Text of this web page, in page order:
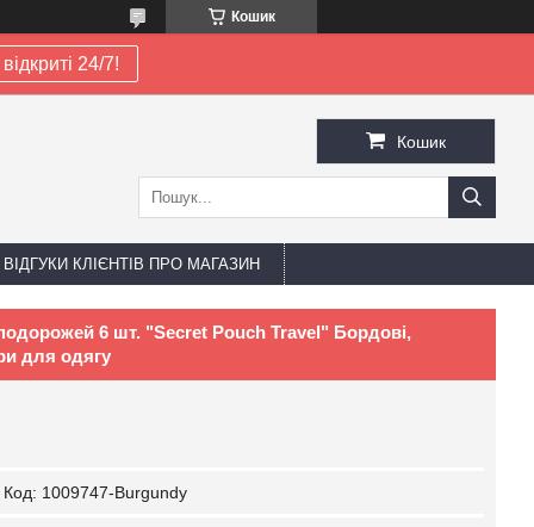
Кошик
24/7!
Кошик
ВІДГУКИ КЛІЄНТІВ ПРО МАГАЗИН
6 шт. "Secret Pouch Travel" Бордові,
для одягу
Код: 1009747-Burgundy